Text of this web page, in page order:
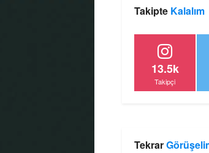
Takipte Kalalım
13.5k
Takipçi
Tekrar